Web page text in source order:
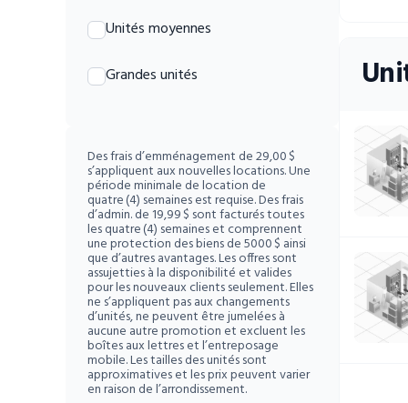
Unités moyennes
Grandes unités
Des frais d’emménagement de 29,00 $
s’appliquent aux nouvelles locations. Une
période minimale de location de
quatre (4) semaines est requise. Des frais
d’admin. de 19,99 $ sont facturés toutes
les quatre (4) semaines et comprennent
une protection des biens de 5000 $ ainsi
que d’autres avantages. Les offres sont
assujetties à la disponibilité et valides
pour les nouveaux clients seulement. Elles
ne s’appliquent pas aux changements
d’unités, ne peuvent être jumelées à
aucune autre promotion et excluent les
boîtes aux lettres et l’entreposage
mobile. Les tailles des unités sont
approximatives et les prix peuvent varier
en raison de l’arrondissement.